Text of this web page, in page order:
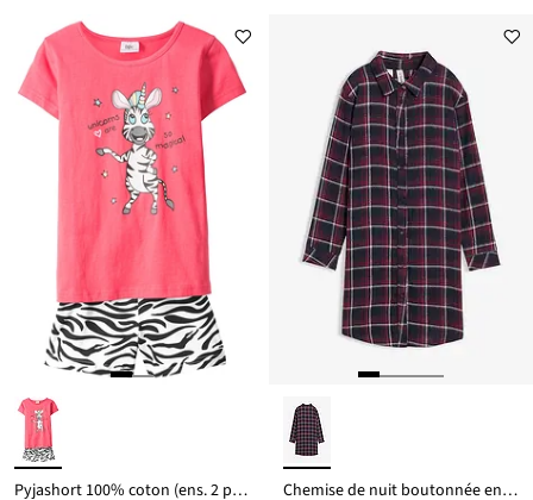
Pyjashort 100% coton (ens. 2 pces) Chemise de nuit boutonnée en flanelle douce